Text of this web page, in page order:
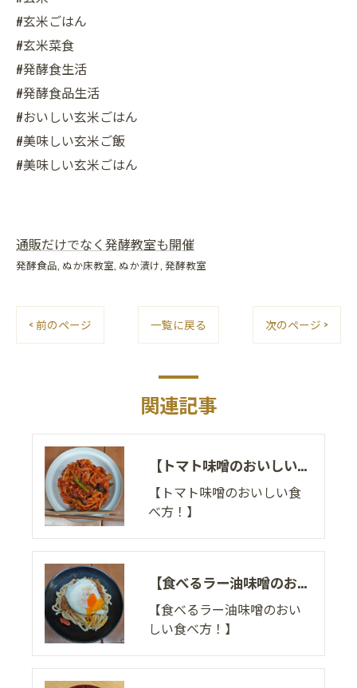
#玄米ごはん
#玄米菜食
#発酵食生活
#発酵食品生活
#おいしい玄米ごはん
#美味しい玄米ご飯
#美味しい玄米ごはん
通販だけでなく発酵教室も開催
発酵食品 ぬか床教室 ぬか漬け 発酵教室
< 前のページ 一覧に戻る 次のページ >
関連記事
【トマト味噌のおいしい食べ方！】
【トマト味噌のおいしい食
べ方！】
【食べるラー油味噌のおいしい食べ方！】
【食べるラー油味噌のおい
しい食べ方！】